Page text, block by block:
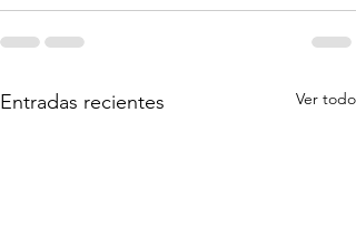
Entradas recientes Ver todo